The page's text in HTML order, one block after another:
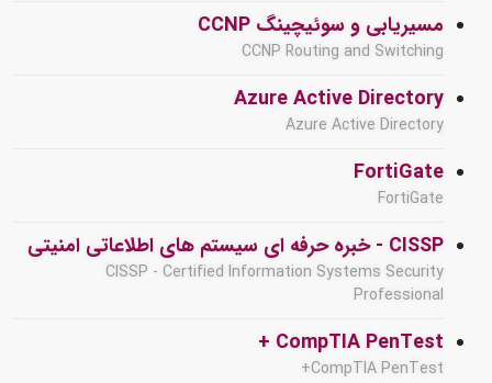
مسیریابی و سوئیچینگ CCNP
CCNP Routing and Switching
Azure Active Directory
Azure Active Directory
FortiGate
FortiGate
CISSP - خبره حرفه ای سیستم های اطلاعاتی امنیتی
CISSP - Certified Information Systems Security
Professional
CompTIA PenTest +
CompTIA PenTest+